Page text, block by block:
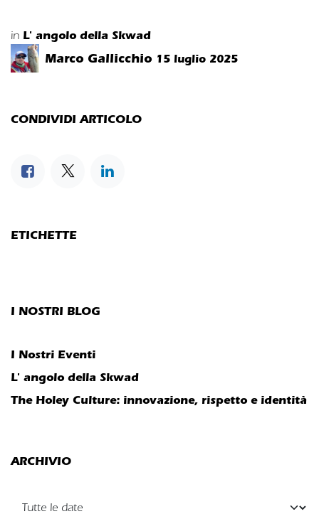
in L' angolo della Skwad
Marco Gallicchio 15 luglio 2025
CONDIVIDI ARTICOLO
ETICHETTE
I NOSTRI BLOG
I Nostri Eventi
L' angolo della Skwad
The Holey Culture: innovazione, rispetto e identità
ARCHIVIO